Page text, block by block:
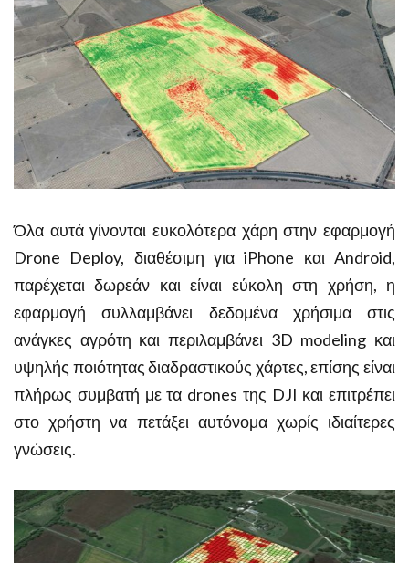
Όλα αυτά γίνονται ευκολότερα χάρη στην εφαρμογή
Drone Deploy, διαθέσιμη για iPhone και Android,
παρέχεται δωρεάν και είναι εύκολη στη χρήση, η
εφαρμογή συλλαμβάνει δεδομένα χρήσιμα στις
ανάγκες αγρότη και περιλαμβάνει 3D modeling και
υψηλής ποιότητας διαδραστικούς χάρτες, επίσης είναι
πλήρως συμβατή με τα drones της DJI και επιτρέπει
στο χρήστη να πετάξει αυτόνομα χωρίς ιδιαίτερες
γνώσεις.